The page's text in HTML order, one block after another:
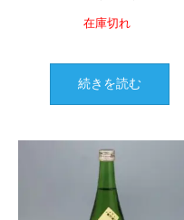
在庫切れ
続きを読む